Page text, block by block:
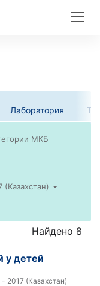
Лаборатория
Найдено 8
у детей
2017 (Казахстан)